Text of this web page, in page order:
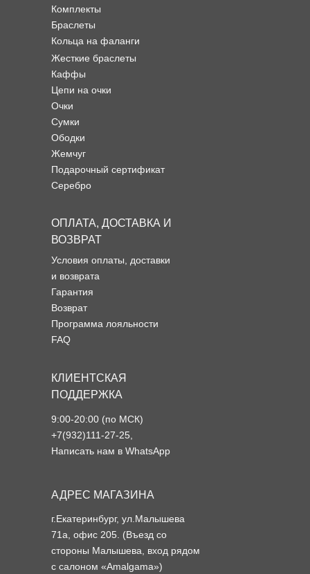
Комплекты
Браслеты
Кольца на фаланги
Условия оплаты, доставки
и возврата
Гарантия
Возврат
Программа лояльности
FAQ
ОПЛАТА, ДОСТАВКА И
ВОЗВРАТ
КЛИЕНТСКАЯ
ПОДДЕРЖКА
Жесткие браслеты
Каффы
Цепи на очки
Очки
Сумки
Ободки
Жемчуг
Подарочный сертификат
Серебро
АДРЕС МАГАЗИНА
г.Екатеринбург, ул.Малышева
71а, офис 205. (Въезд со
стороны Малышева, вход рядом
с салоном «Amalgama»)
9:00-20:00 (по МСК)
+7(932)111-27-25,
Написать нам в WhatsApp